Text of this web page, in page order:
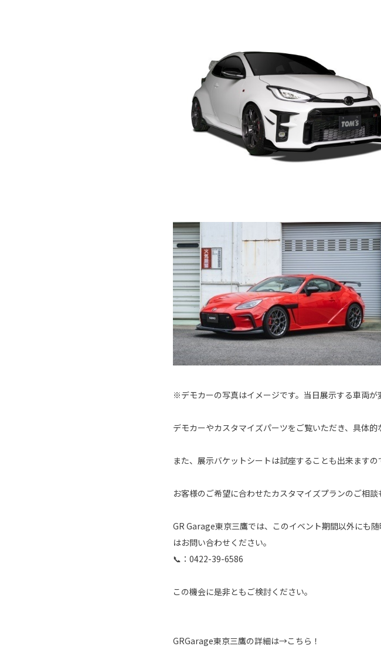
※デモカーの写真はイメージです。当日展示する車両が
デモカーやカスタマイズパーツをご覧いただき、具体的
また、展示バケットシートは試座することも出来ます
お客様のご希望に合わせたカスタマイズプランのご相
GR Garage東京三鷹では、このイベント期間以外にも
はお問い合わせください。
📞：0422-39-6586
この機会に是非ともご検討ください。
GRGarage東京三鷹の詳細は→こちら！